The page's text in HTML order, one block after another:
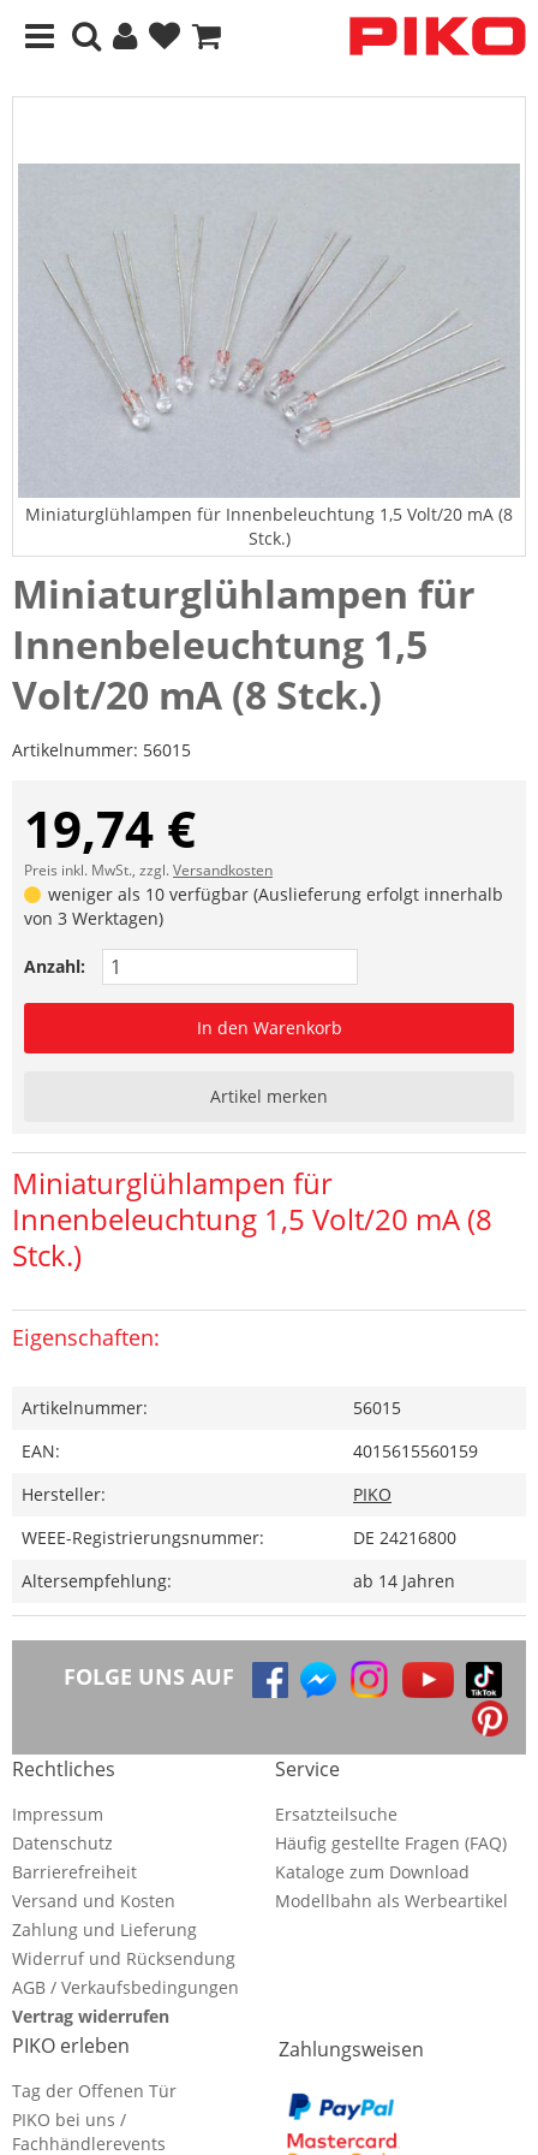
Miniaturglühlampen für Innenbeleuchtung 1,5 Volt/20 mA (8
Stck.)
Miniaturglühlampen für
Innenbeleuchtung 1,5
Volt/20 mA (8 Stck.)
Artikelnummer: 56015
19,74 €
Preis inkl. MwSt., zzgl.Versandkosten
weniger als 10 verfügbar (Auslieferung erfolgt innerhalb
von 3 Werktagen)
Anzahl:
In den Warenkorb
Artikel merken
Miniaturglühlampen für
Innenbeleuchtung 1,5 Volt/20 mA (8
Stck.)
Eigenschaften:
Artikelnummer:
56015
EAN:
4015615560159
Hersteller:
PIKO
WEEE-Registrierungsnummer:
DE 24216800
Altersempfehlung:
ab 14 Jahren
FOLGE UNS AUF
Rechtliches
Impressum
Datenschutz
Barrierefreiheit
Versand und Kosten
Zahlung und Lieferung
Widerruf und Rücksendung
AGB / Verkaufsbedingungen
Vertrag widerrufen
Service
Ersatzteilsuche
Häufig gestellte Fragen (FAQ)
Kataloge zum Download
Modellbahn als Werbeartikel
PIKO erleben
Tag der Offenen Tür
PIKO bei uns /
Fachhändlerevents
Zahlungsweisen